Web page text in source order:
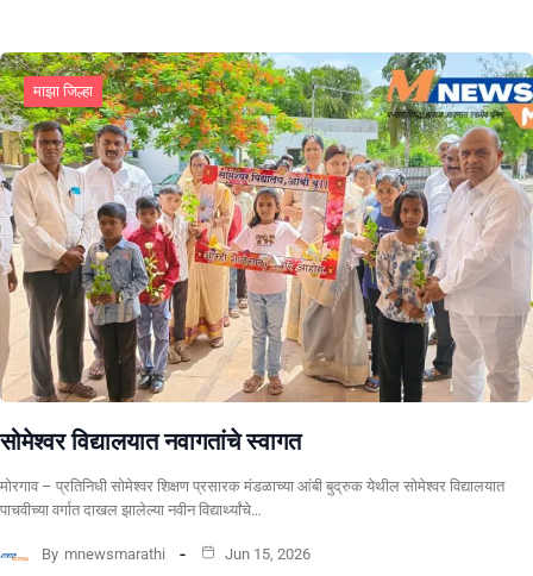
माझा जिल्हा
सोमेश्वर विद्यालयात नवागतांचे स्वागत
मोरगाव – प्रतिनिधी सोमेश्वर शिक्षण प्रसारक मंडळाच्या आंबी बुद्रुक येथील सोमेश्वर विद्यालयात
पाचवीच्या वर्गात दाखल झालेल्या नवीन विद्यार्थ्यांचे…
By mnewsmarathi Jun 15, 2026